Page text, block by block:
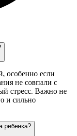
особенно если
не совпали с
стресс. Важно не
и сильно
ребенка?